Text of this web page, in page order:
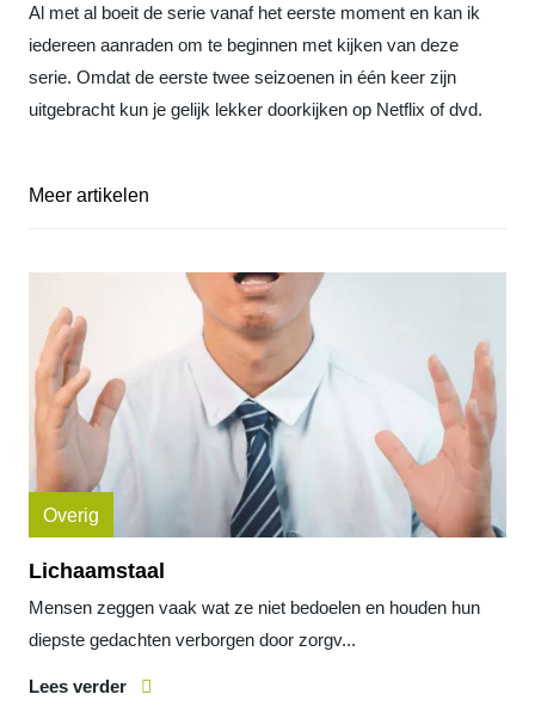
Al met al boeit de serie vanaf het eerste moment en kan ik
iedereen aanraden om te beginnen met kijken van deze
serie. Omdat de eerste twee seizoenen in één keer zijn
uitgebracht kun je gelijk lekker doorkijken op Netflix of dvd.
Meer artikelen
Overig
Lichaamstaal
Mensen zeggen vaak wat ze niet bedoelen en houden hun
diepste gedachten verborgen door zorgv...
Lees verder